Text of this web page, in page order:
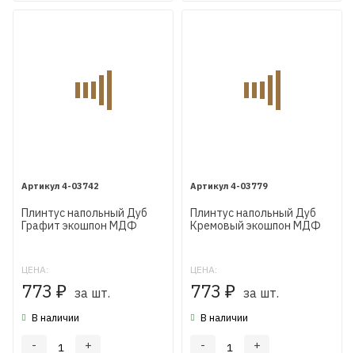
4-03742
Плинтус напольный Дуб
Графит экошпон МДФ
ЦЕНА:
773 ₽ за шт.
В наличии
- +
4-03779
Плинтус напольный Дуб
Кремовый экошпон МДФ
ЦЕНА:
773 ₽ за шт.
В наличии
- +